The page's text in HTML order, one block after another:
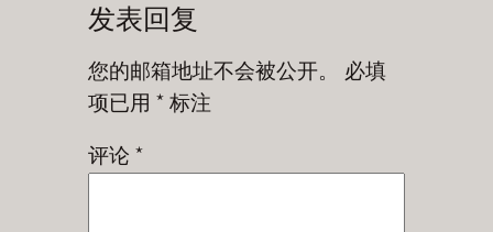
发表回复
您的邮箱地址不会被公开。
必填
项已用 *标注
评论 *